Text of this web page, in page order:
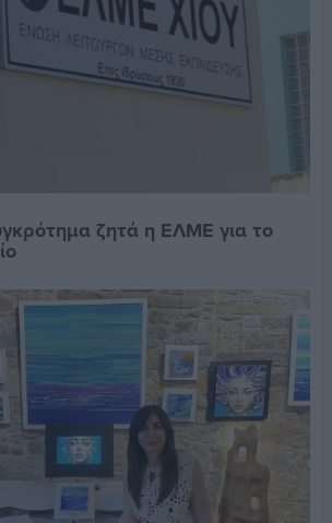
ζητά η ΕΛΜΕ για το